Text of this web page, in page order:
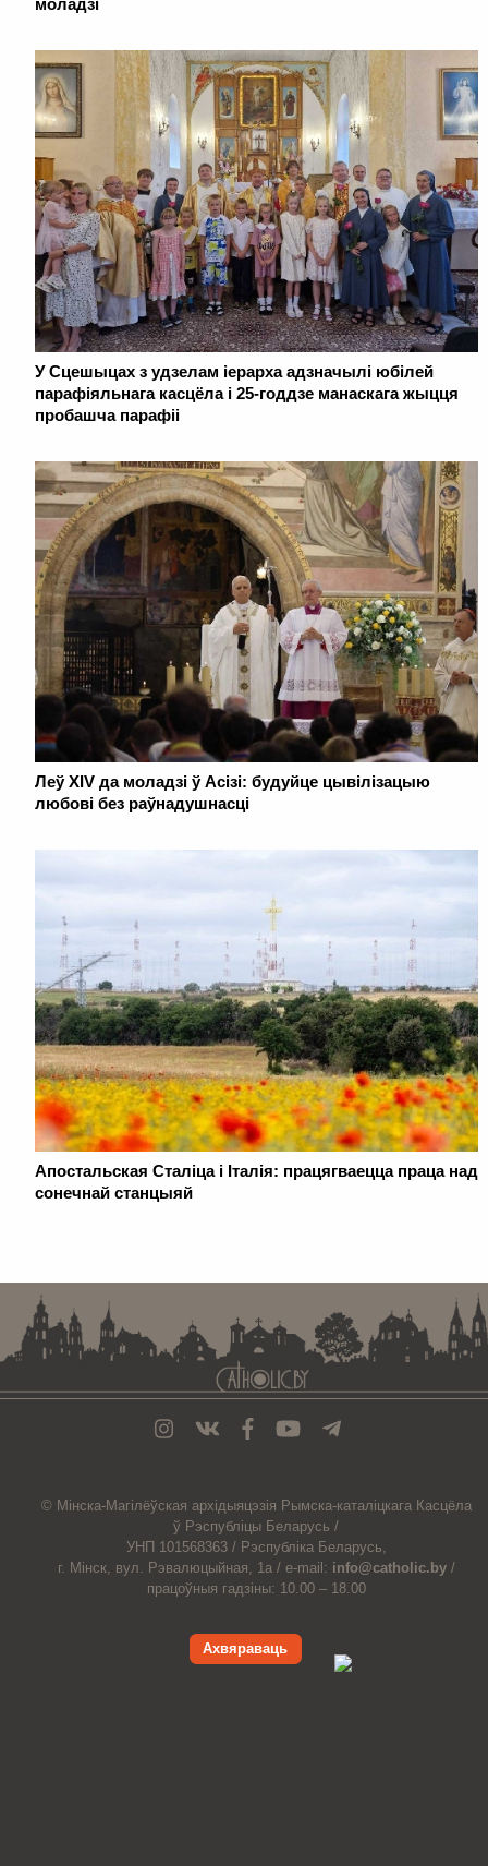
У Сцешыцах з удзелам іерарха адзначылі юбілей
парафіяльнага касцёла і 25-годдзе манаскага жыцця
пробашча парафіі
Леў XIV да моладзі ў Асізі: будуйце цывілізацыю
любові без раўнадушнасці
Апостальская Сталіца і Італія: працягваецца праца над
сонечнай станцыяй
© Мiнска-Магiлёўская архiдыяцэзiя Рымска-каталіцкага Касцёла
ў Рэспубліцы Беларусь /
УНП 101568363 / Рэспубліка Беларусь,
г. Мінск, вул. Рэвалюцыйная, 1а / e-mail: info@catholic.by /
працоўныя гадзіны: 10.00 – 18.00
Ахвяраваць